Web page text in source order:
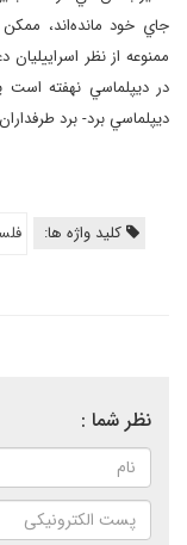
جاي خود مانده‌اند،
ممنوعه از نظر
در ديپلماسي نهفته
ديپلماسي برد- برد
کلید واژه ها:
نظر شما :